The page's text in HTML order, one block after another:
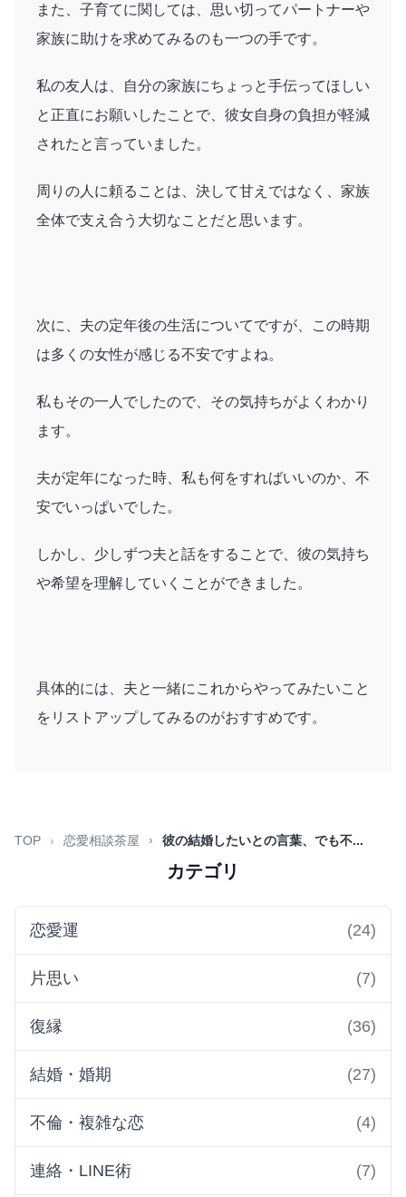
また、子育てに関しては、思い切ってパートナーや
家族に助けを求めてみるのも一つの手です。
私の友人は、自分の家族にちょっと手伝ってほしい
と正直にお願いしたことで、彼女自身の負担が軽減
されたと言っていました。
周りの人に頼ることは、決して甘えではなく、家族
全体で支え合う大切なことだと思います。
次に、夫の定年後の生活についてですが、この時期
は多くの女性が感じる不安ですよね。
私もその一人でしたので、その気持ちがよくわかり
ます。
夫が定年になった時、私も何をすればいいのか、不
安でいっぱいでした。
しかし、少しずつ夫と話をすることで、彼の気持ち
や希望を理解していくことができました。
具体的には、夫と一緒にこれからやってみたいこと
をリストアップしてみるのがおすすめです。
TOP 恋愛相談茶屋 彼の結婚したいとの言葉、でも不...
カテゴリ
恋愛運 (24)
片思い (7)
復縁 (36)
結婚・婚期 (27)
不倫・複雑な恋 (4)
連絡・LINE術 (7)